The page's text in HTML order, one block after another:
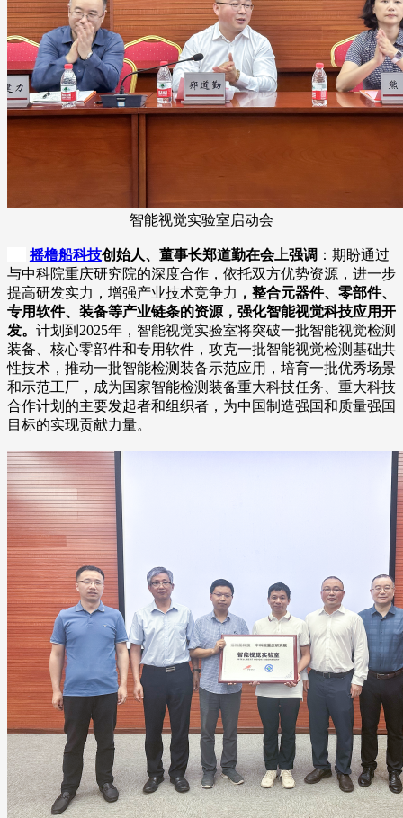
智能视觉实验室启动会
摇橹船科技创始人、董事长郑道勤在会上强调 ：期盼通过
与中科院重庆研究院的深度合作，依托双方优势资源，进一步
提高研发实力，增强产业技术竞争力 ，整合元器件、零部件、
专用软件、装备等产业链条的资源，强化智能视觉科技应用开
发。 计划到2025年，智能视觉实验室将突破一批智能视觉检测
装备、核心零部件和专用软件，攻克一批智能视觉检测基础共
性技术，推动一批智能检测装备示范应用，培育一批优秀场景
和示范工厂，成为国家智能检测装备重大科技任务、重大科技
合作计划的主要发起者和组织者，为中国制造强国和质量强国
目标的实现贡献力量。